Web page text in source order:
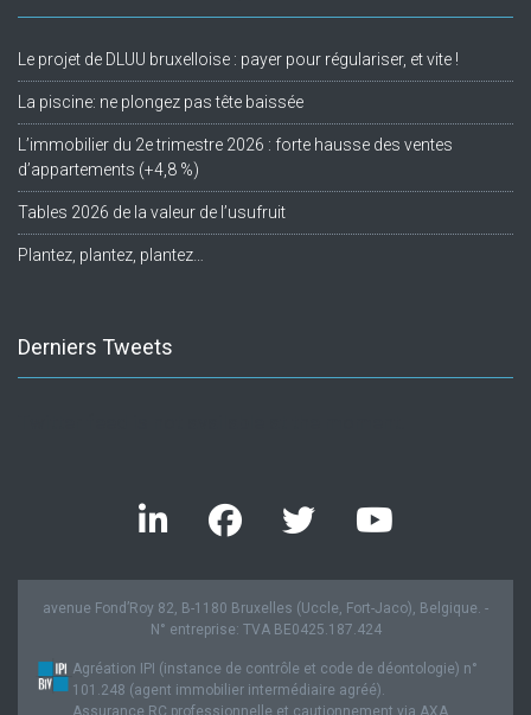
Le projet de DLUU bruxelloise : payer pour régulariser, et vite !
La piscine: ne plongez pas tête baissée
L’immobilier du 2e trimestre 2026 : forte hausse des ventes
d’appartements (+4,8 %)
Tables 2026 de la valeur de l’usufruit
Plantez, plantez, plantez…
Derniers Tweets
avenue Fond’Roy 82, B-1180 Bruxelles (Uccle, Fort-Jaco), Belgique. -
N° entreprise: TVA BE0425.187.424
Agréation IPI (instance de contrôle et code de déontologie) n°
101.248 (agent immobilier intermédiaire agréé).
Assurance RC professionnelle et cautionnement via AXA